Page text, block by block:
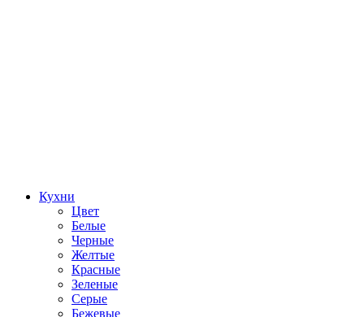
Кухни
Цвет
Белые
Черные
Желтые
Красные
Зеленые
Серые
Бежевые